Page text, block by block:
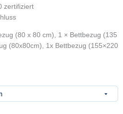
zertifiziert
(80 x 80 cm), 1 × Bettbezug (135
(80x80cm), 1x Bettbezug (155×220